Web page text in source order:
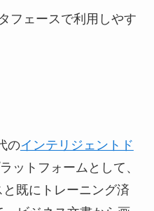
フェースで利用しやす
のインテリジェントド
ットフォームとして、
既にトレーニング済